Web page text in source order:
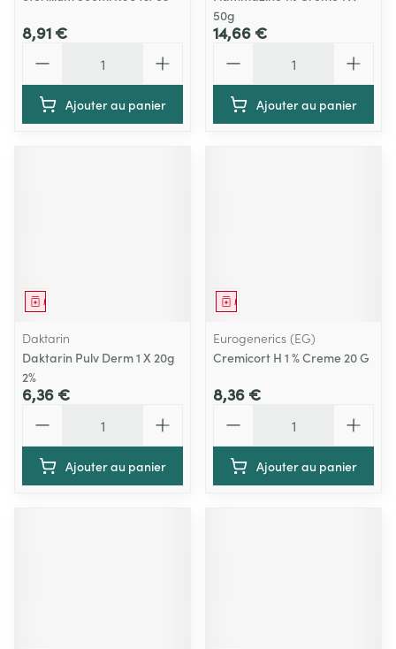
8,91 €
Ajouter au panier
50g
14,66 €
Ajouter au panier
Médicament
Daktarin
Daktarin Pulv Derm 1 X 20g
2%
6,36 €
Ajouter au panier
Médicament
Eurogenerics (EG)
Cremicort H 1 % Creme 20 G
8,36 €
Ajouter au panier